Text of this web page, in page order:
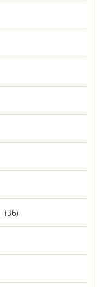
(36)